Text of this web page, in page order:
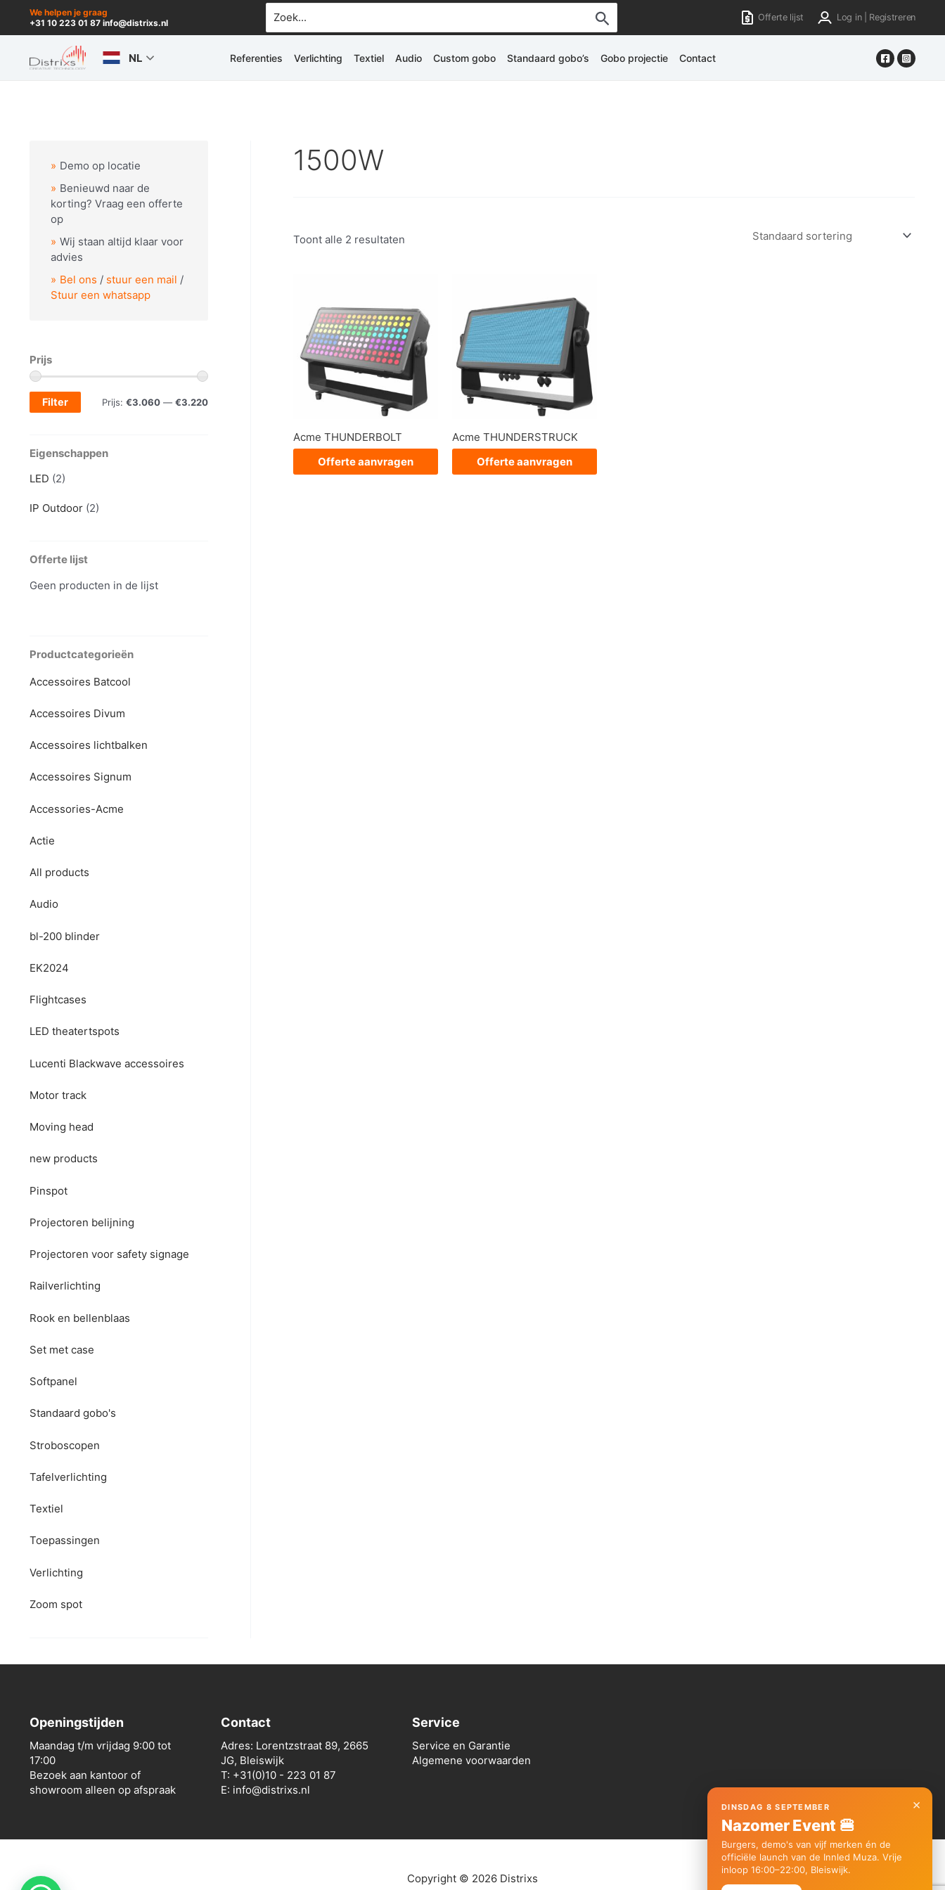
inhoud
We helpen je graag
+31 10 223 01 87 info@distrixs.nl
Zoek
naar:
Offerte lijst Log in | Registreren
NL Referenties Verlichting Textiel Audio Custom gobo Standaard gobo’s Gobo projectie Contact
Demo op locatie
Benieuwd naar de
korting? Vraag een offerte
op
Wij staan altijd klaar voor
advies
Bel ons / stuur een mail /
Stuur een whatsapp
Prijs
MM
Filter Prijs: €3.060 — €3.220
Eigenschappen
LED (2)
IP Outdoor (2)
Offerte lijst
Geen producten in de lijst
Productcategorieën
Accessoires Batcool
Accessoires Divum
Accessoires lichtbalken
Accessoires Signum
Accessories-Acme
Actie
All products
Audio
bl-200 blinder
EK2024
Flightcases
LED theatertspots
Lucenti Blackwave accessoires
Motor track
Moving head
new products
Pinspot
Projectoren belijning
Projectoren voor safety signage
Railverlichting
Rook en bellenblaas
Set met case
Softpanel
Standaard gobo's
Stroboscopen
Tafelverlichting
Textiel
Toepassingen
Verlichting
Zoom spot
1500W
Toont alle 2 resultaten
Acme THUNDERBOLT
Offerte aanvragen
Acme THUNDERSTRUCK
Offerte aanvragen
Openingstijden
Maandag t/m vrijdag 9:00 tot
17:00
Bezoek aan kantoor of
showroom alleen op afspraak
Contact
Adres: Lorentzstraat 89, 2665
JG, Bleiswijk
T: +31(0)10 - 223 01 87
E: info@distrixs.nl
Service
Service en Garantie
Algemene voorwaarden
Copyright © 2026 Distrixs
×
DINSDAG 8 SEPTEMBER
Nazomer Event 🍔
Burgers, demo's van vijf merken én de
officiële launch van de Innled Muza. Vrije
inloop 16:00–22:00, Bleiswijk.